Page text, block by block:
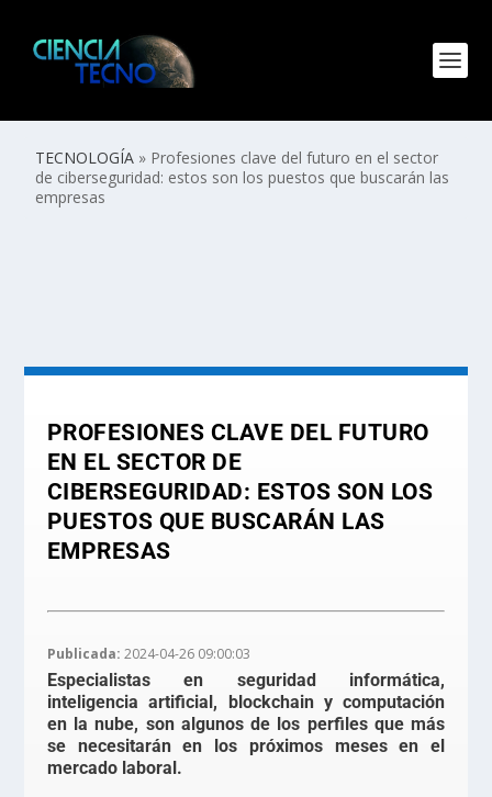
TECNOLOGÍA » Profesiones clave del futuro en el sector
de ciberseguridad: estos son los puestos que buscarán las
empresas
PROFESIONES CLAVE DEL FUTURO
EN EL SECTOR DE
CIBERSEGURIDAD: ESTOS SON LOS
PUESTOS QUE BUSCARÁN LAS
EMPRESAS
Publicada: 2024-04-26 09:00:03
Especialistas en seguridad informática,
inteligencia artificial, blockchain y computación
en la nube, son algunos de los perfiles que más
se necesitarán en los próximos meses en el
mercado laboral.